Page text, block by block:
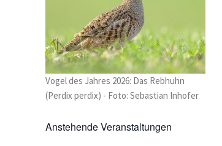
Vogel des Jahres 2026: Das Rebhuhn
(Perdix perdix) - Foto: Sebastian Inhofer
Anstehende Veranstaltungen